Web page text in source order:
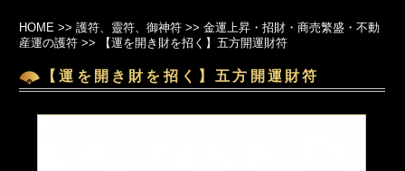
HOME >>護符、靈符、御神符 >>金運上昇・招財・商売繁盛・不動
産運の護符 >> 【運を開き財を招く】五方開運財符
【運を開き財を招く】五方開運財符